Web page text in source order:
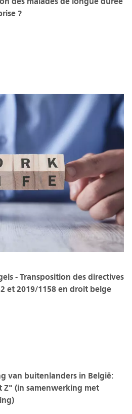
?
- Transposition des directives
et 2019/1158 en droit belge
van buitenlanders in België:
Z" (in samenwerking met